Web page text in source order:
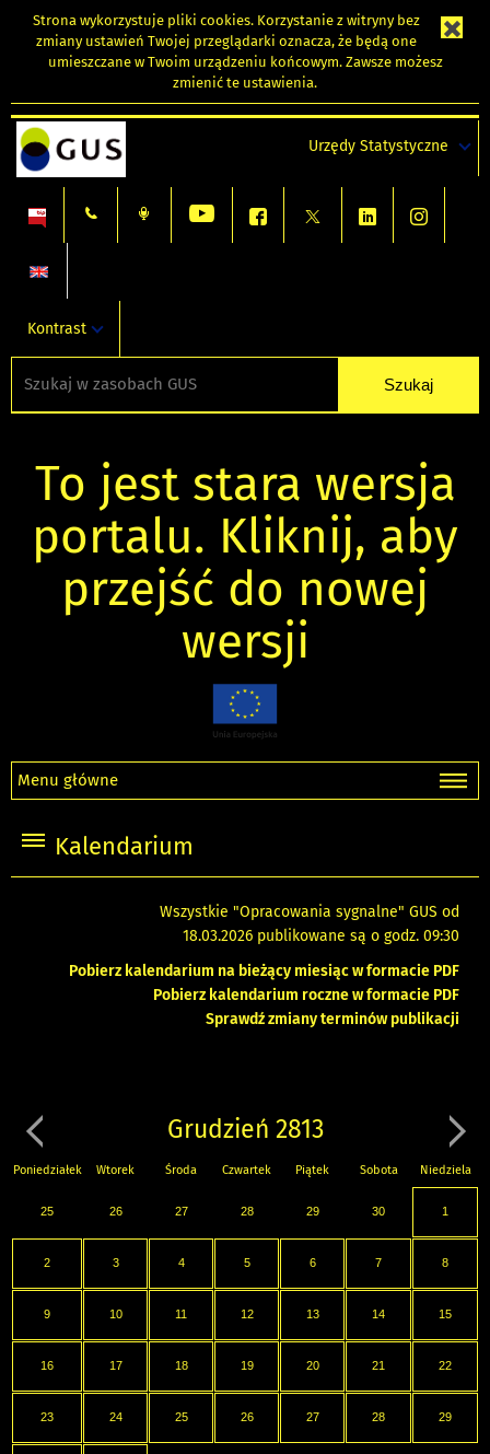
Strona wykorzystuje pliki cookies. Korzystanie z witryny bez
zmiany ustawień Twojej przeglądarki oznacza, że będą one
umieszczane w Twoim urządzeniu końcowym. Zawsze możesz
zmienić te ustawienia.
Urzędy Statystyczne
Kontrast
To jest stara wersja
portalu. Kliknij, aby
przejść do nowej
wersji
Menu główne
Kalendarium
Wszystkie "Opracowania sygnalne" GUS od
18.03.2026 publikowane są o godz. 09:30
Pobierz kalendarium na bieżący miesiąc w formacie PDF
Pobierz kalendarium roczne w formacie PDF
Sprawdź zmiany terminów publikacji
Grudzień 2813
Poniedziałek Wtorek Środa Czwartek Piątek Sobota Niedziela
25 26 27 28 29 30 1
2 3 4 5 6 7 8
9 10 11 12 13 14 15
16 17 18 19 20 21 22
23 24 25 26 27 28 29